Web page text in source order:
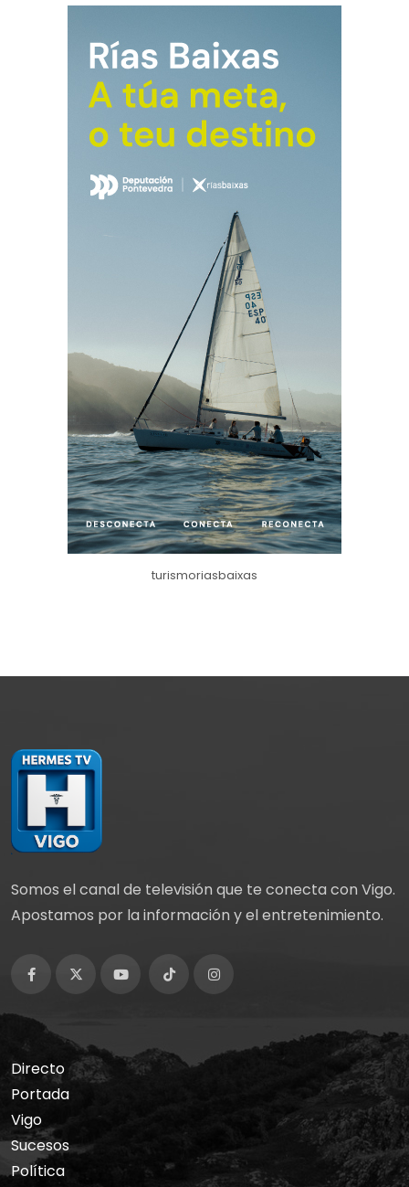
turismoriasbaixas
Somos el canal de televisión que te conecta con Vigo.
Apostamos por la información y el entretenimiento.
Directo
Portada
Vigo
Sucesos
Política